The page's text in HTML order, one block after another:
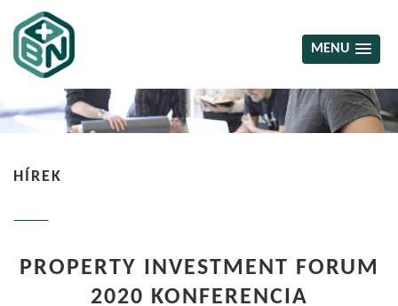
MENU
HÍREK
PROPERTY INVESTMENT FORUM
2020 KONFERENCIA